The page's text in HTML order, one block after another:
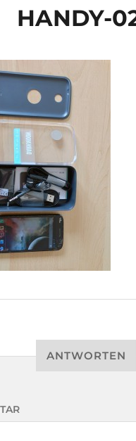
HANDY-
ANTWORTEN